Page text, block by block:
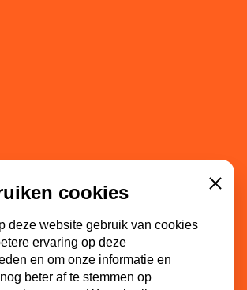
cookies
deze website gebruik van cookies
ervaring op deze
en om onze informatie en
beter af te stemmen op
Close